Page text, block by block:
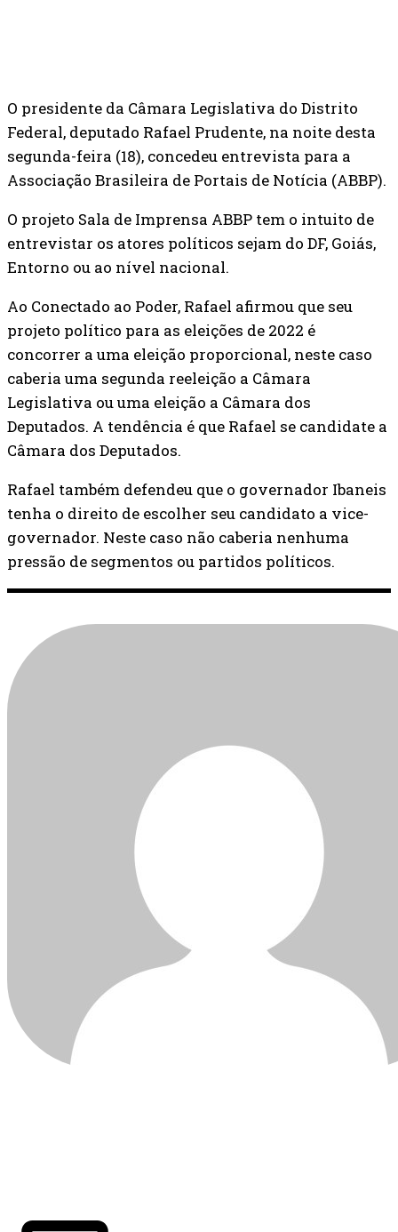
O presidente da Câmara Legislativa do Distrito
Federal, deputado Rafael Prudente, na noite desta
segunda-feira (18), concedeu entrevista para a
Associação Brasileira de Portais de Notícia (ABBP).
O projeto Sala de Imprensa ABBP tem o intuito de
entrevistar os atores políticos sejam do DF, Goiás,
Entorno ou ao nível nacional.
Ao Conectado ao Poder, Rafael afirmou que seu
projeto político para as eleições de 2022 é
concorrer a uma eleição proporcional, neste caso
caberia uma segunda reeleição a Câmara
Legislativa ou uma eleição a Câmara dos
Deputados. A tendência é que Rafael se candidate a
Câmara dos Deputados.
Rafael também defendeu que o governador Ibaneis
tenha o direito de escolher seu candidato a vice-
governador. Neste caso não caberia nenhuma
pressão de segmentos ou partidos políticos.